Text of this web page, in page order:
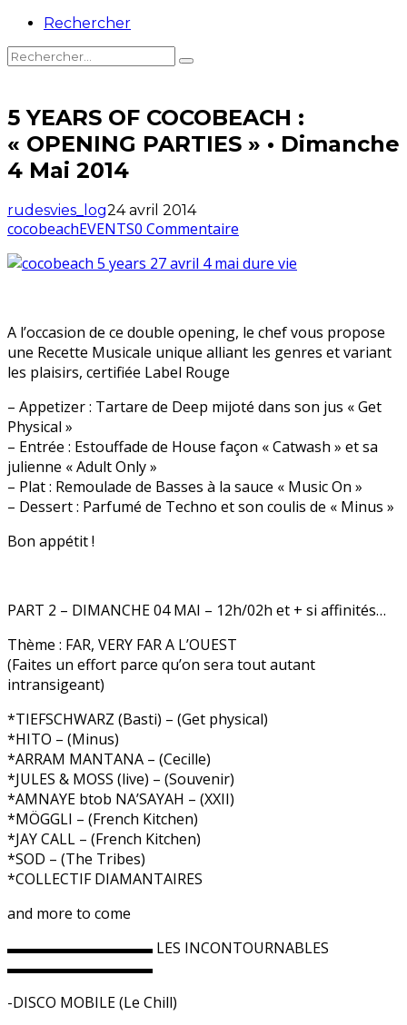
Rechercher
5 YEARS OF COCOBEACH :
« OPENING PARTIES » • Dimanche
4 Mai 2014
rudesvies_log24 avril 2014
cocobeachEVENTS0 Commentaire
A l’occasion de ce double opening, le chef vous propose
une Recette Musicale unique alliant les genres et variant
les plaisirs, certifiée Label Rouge
– Appetizer : Tartare de Deep mijoté dans son jus « Get
Physical »
– Entrée : Estouffade de House façon « Catwash » et sa
julienne « Adult Only »
– Plat : Remoulade de Basses à la sauce « Music On »
– Dessert : Parfumé de Techno et son coulis de « Minus »
Bon appétit !
PART 2 – DIMANCHE 04 MAI – 12h/02h et + si affinités…
Thème : FAR, VERY FAR A L’OUEST
(Faites un effort parce qu’on sera tout autant
intransigeant)
*TIEFSCHWARZ (Basti) – (Get physical)
*HITO – (Minus)
*ARRAM MANTANA – (Cecille)
*JULES & MOSS (live) – (Souvenir)
*AMNAYE btob NA’SAYAH – (XXII)
*MÖGGLI – (French Kitchen)
*JAY CALL – (French Kitchen)
*SOD – (The Tribes)
*COLLECTIF DIAMANTAIRES
and more to come
▬▬▬▬▬▬▬▬▬▬ LES INCONTOURNABLES
▬▬▬▬▬▬▬▬▬▬
-DISCO MOBILE (Le Chill)